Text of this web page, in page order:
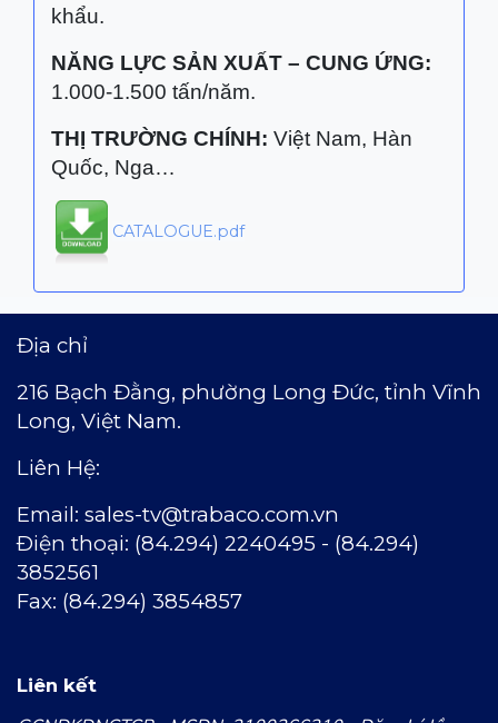
khẩu.
NĂNG LỰC SẢN XUẤT – CUNG ỨNG:
1.000-1.500 tấn/năm.
THỊ TRƯỜNG CHÍNH: Việt Nam, Hàn
Quốc, Nga…
CATALOGUE.pdf
Địa chỉ
216 Bạch Đằng, phường Long Đức, tỉnh Vĩnh
Long, Việt Nam.
Liên Hệ:
Email: sales-tv@trabaco.com.vn
Ðiện thoại: (84.294) 2240495 - (84.294)
3852561
Fax: (84.294) 3854857
Liên kết